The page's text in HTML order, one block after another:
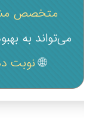
متخصص
می‌تواند به
🌐نوبت